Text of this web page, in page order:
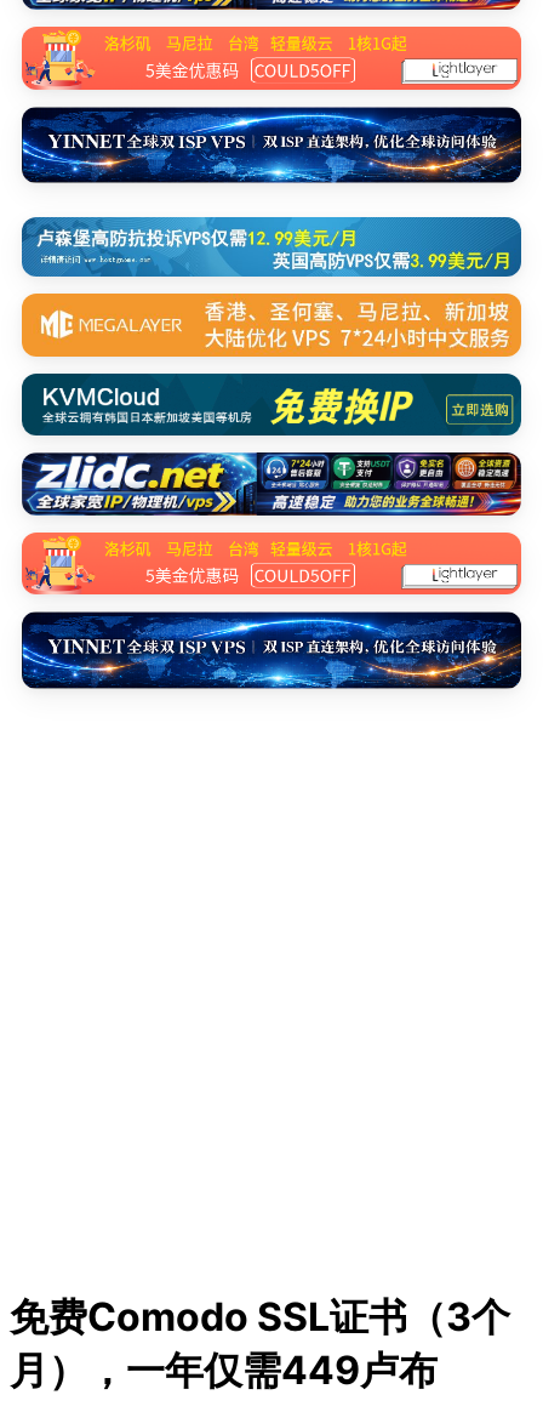
免费Comodo SSL证书（3个
月），一年仅需449卢布